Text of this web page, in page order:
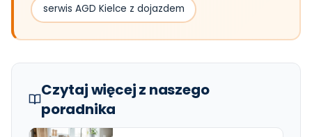
serwis AGD Kielce z dojazdem
Czytaj więcej z naszego
poradnika